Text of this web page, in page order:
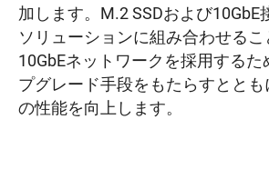
加します。M.2 SSDおよび10GbE
ソリューションに組み合わせるこ
10GbEネットワークを採用するた
プグレード手段をもたらすとと
の性能を向上します。